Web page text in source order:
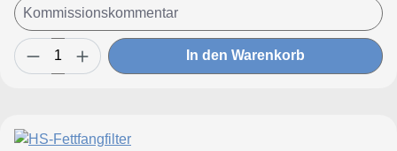
In den Warenkorb